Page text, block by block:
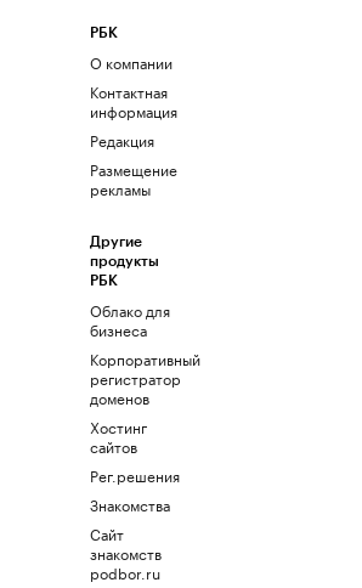
РБК
О компании
Контактная
информация
Редакция
Размещение
рекламы
Другие
продукты
РБК
Облако для
бизнеса
Корпоративный
регистратор
доменов
Хостинг
сайтов
Рег.решения
Знакомства
Сайт
знакомств
podbor.ru